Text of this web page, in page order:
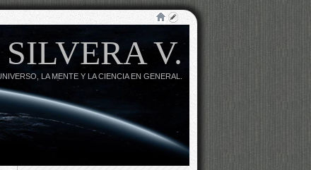
V.
LA MENTE Y LA CIENCIA EN GENERAL.